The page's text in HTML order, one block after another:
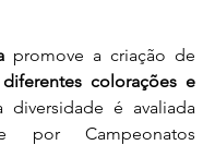
promove a criação de
diferentes colorações e
diversidade é avaliada
por Campeonatos